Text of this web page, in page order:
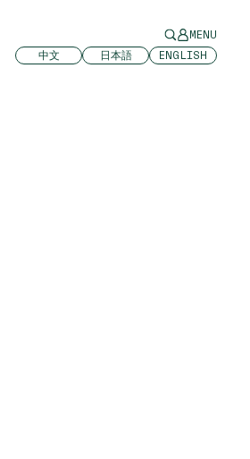
MENU
中文
日本語 ENGLISH